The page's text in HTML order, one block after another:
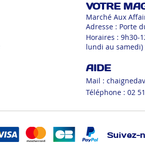
VOTRE
Marché Aux
Adresse : Porte
Horaires : 9h30-
lundi au samedi)
AIDE
Mail :
Téléphone : 02
Suivez-